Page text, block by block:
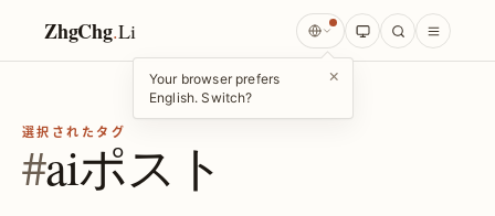
ZhgChg.Li
Your browser prefers
English. Switch?
×
選択されたタグ
#aiポスト